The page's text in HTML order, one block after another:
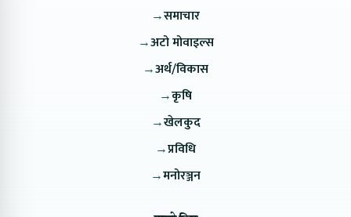
→समाचार
→अटो मोवाइल्स
→अर्थ/विकास
→कृषि
→खेलकुद
→प्रविधि
→मनोरञ्जन